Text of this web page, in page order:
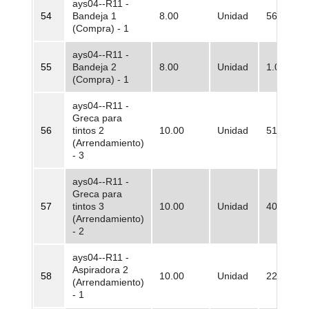
54
ays04--R11 -
Bandeja 1
(Compra) - 1
8.00 Unidad 563,87
55
ays04--R11 -
Bandeja 2
(Compra) - 1
8.00 Unidad 1.013,29
56
ays04--R11 -
Greca para
tintos 2
(Arrendamiento)
- 3
10.00 Unidad
57
ays04--R11 -
Greca para
tintos 3
(Arrendamiento)
- 2
10.00 Unidad
58
ays04--R11 -
Aspiradora 2
(Arrendamiento)
- 1
10.00 Unidad